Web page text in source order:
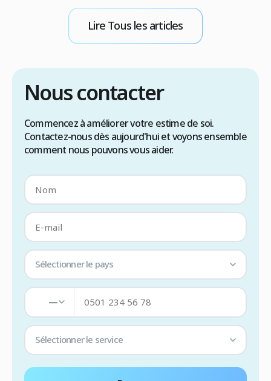
qualité de la zone donneuse est primordiale
une évaluation médicale approfondie est
indispensable les techniques FUE ou […]
Lire Tous les articles
Nous contacter
Commencez à améliorer votre estime de soi.
Contactez-nous dès aujourd'hui et voyons ensemble
comment nous pouvons vous aider.
Sélectionner le pays
—
Sélectionner le service